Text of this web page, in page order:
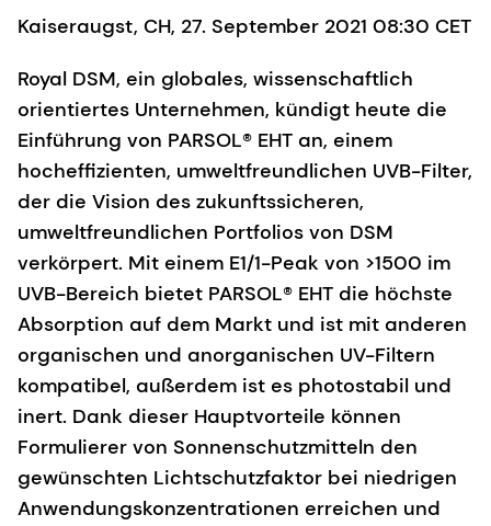
Kaiseraugst, CH, 27. September 2021 08:30 CET
Royal DSM, ein globales, wissenschaftlich
orientiertes Unternehmen, kündigt heute die
Einführung von PARSOL® EHT an, einem
hocheffizienten, umweltfreundlichen UVB-Filter,
der die Vision des zukunftssicheren,
umweltfreundlichen Portfolios von DSM
verkörpert. Mit einem E1/1-Peak von >1500 im
UVB-Bereich bietet PARSOL® EHT die höchste
Absorption auf dem Markt und ist mit anderen
organischen und anorganischen UV-Filtern
kompatibel, außerdem ist es photostabil und
inert. Dank dieser Hauptvorteile können
Formulierer von Sonnenschutzmitteln den
gewünschten Lichtschutzfaktor bei niedrigen
Anwendungskonzentrationen erreichen und